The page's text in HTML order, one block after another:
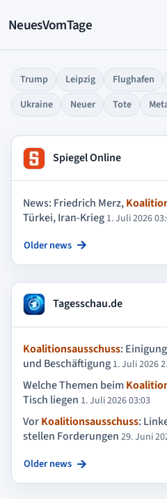
NeuesVomTage
Trump Leipzig Flughafen
Ukraine
Neuer Tote
Spiegel Online
News: Friedrich Merz,
Türkei, Iran-Krieg 1. Juli 2026
Older news
Tagesschau.de
Koalitionsausschuss:
und Beschäftigung 1. Juli 2026
Welche Themen beim
Tisch liegen 1. Juli 2026 03:03
VorKoalitionsausschuss:
stellen Forderungen 29. Juni
Older news